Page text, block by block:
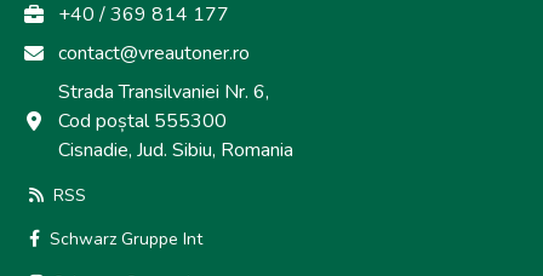
+40 / 369 814 177
contact@vreautoner.ro
Strada Transilvaniei Nr. 6,
Cod poștal 555300
Cisnadie, Jud. Sibiu, Romania
RSS
Schwarz Gruppe Int